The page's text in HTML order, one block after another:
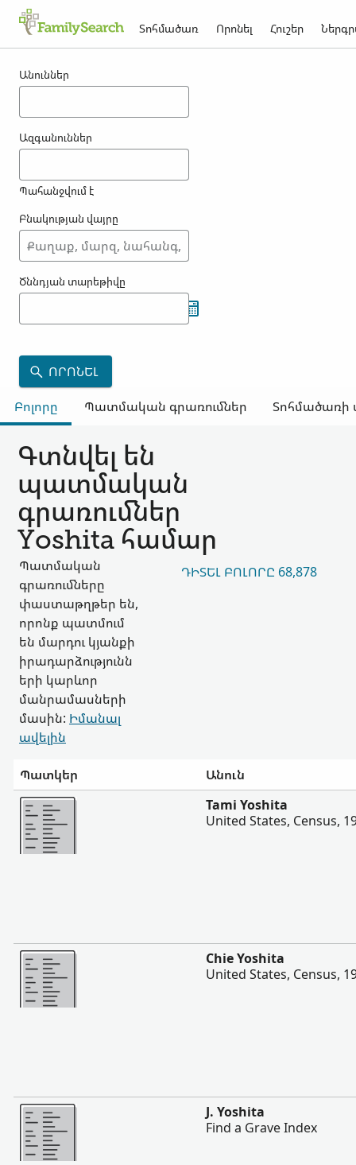
Տոհմածառ Որոնել Հուշեր
Անուններ
Ազգանուններ
Պահանջվում է
Բնակության վայրը
Ծննդյան տարեթիվը
ՈՐՈՆԵԼ
Բոլորը
Պատմական գրառումներ Տոհմածառի
Գտնվել են
պատմական
գրառումներ
Yoshita համար
Պատմական
գրառումները
փաստաթղթեր են,
որոնք պատմում
են մարդու կյանքի
իրադարձությունն
երի կարևոր
մանրամասների
մասին: Իմանալ
ավելին
ԴԻՏԵԼ ԲՈԼՈՐԸ 68,878
Պատկեր
Անուն
Ավելի
Tami Yoshita
United States, Census,
Ավելի
Chie Yoshita
United States, Census,
Ավելի
J. Yoshita
Find a Grave Index